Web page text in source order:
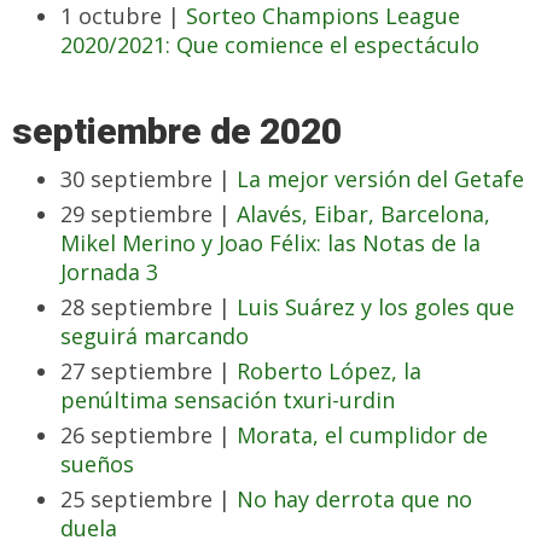
1 octubre | Sorteo Champions League
2020/2021: Que comience el espectáculo
septiembre de 2020
30 septiembre | La mejor versión del Getafe
29 septiembre | Alavés, Eibar, Barcelona,
Mikel Merino y Joao Félix: las Notas de la
Jornada 3
28 septiembre | Luis Suárez y los goles que
seguirá marcando
27 septiembre | Roberto López, la
penúltima sensación txuri-urdin
26 septiembre | Morata, el cumplidor de
sueños
25 septiembre | No hay derrota que no
duela